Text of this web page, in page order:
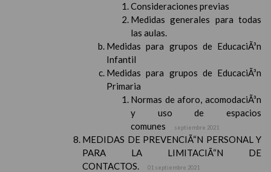
Consideraciones previas
Medidas generales para todas
las aulas.
Medidas para grupos de EducaciÃ³n
Infantil
Medidas para grupos de EducaciÃ³n
Primaria
Normas de aforo, acomodaciÃ³n
y uso de espacios
comunes
septiembre 2021
MEDIDAS DE PREVENCIÃ“N PERSONAL Y
PARA LA LIMITACIÃ“N DE
CONTACTOS.
01 septiembre 2021